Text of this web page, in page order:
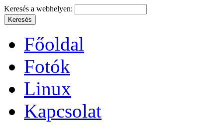
Keresés a webhelyen:
Főoldal
Fotók
Linux
Kapcsolat